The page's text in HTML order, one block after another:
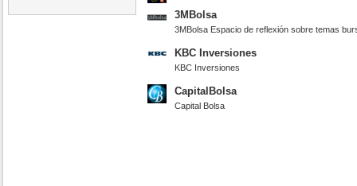
3MBolsa
3MBolsa Espacio de reflexión sobre temas
KBC Inversiones
KBC Inversiones
CapitalBolsa
Capital Bolsa